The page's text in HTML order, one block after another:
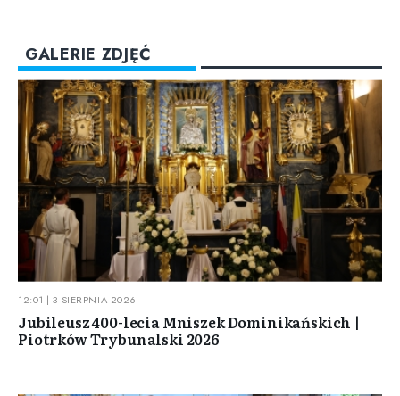
GALERIE ZDJĘĆ
12:01 | 3 SIERPNIA 2026
Jubileusz 400-lecia Mniszek Dominikańskich |
Piotrków Trybunalski 2026